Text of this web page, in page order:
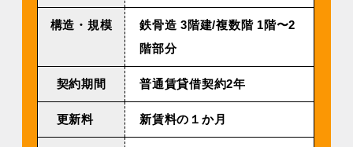
構造・規模
鉄⾻造 3階建/複数階 1階〜2
階部分
契約期間 普通賃貸借契約2年
更新料 新賃料の１か月